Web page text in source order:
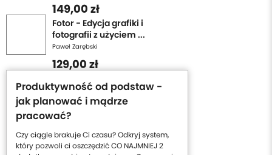
149,00 zł
Fotor - Edycja grafiki i
fotografii z użyciem ...
Paweł Zarębski
129,00 zł
Produktywność od podstaw -
jak planować i mądrze
pracować?
Czy ciągle brakuje Ci czasu? Odkryj system,
który pozwoli ci oszczędzić CO NAJMNIEJ 2